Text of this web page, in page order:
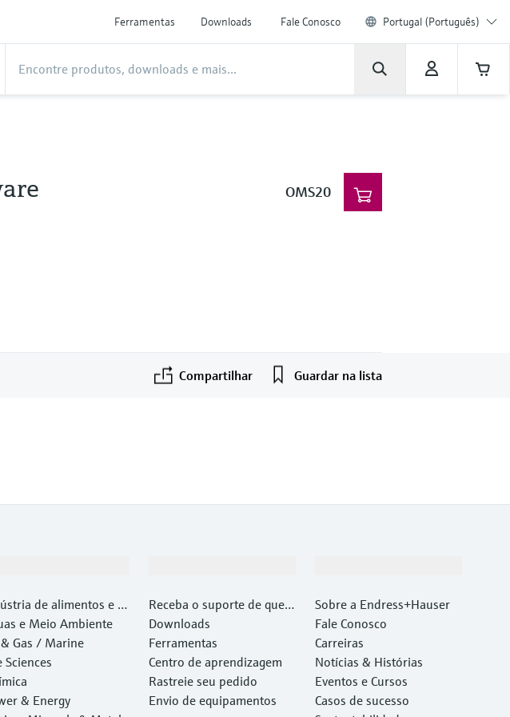
Ferramentas Downloads Fale Conosco Portugal (Português)
OMS20
Compartilhar Guardar na lista
de alimentos e b
e Meio Ambiente
Gas / Marine
Sciences
& Energy
Receba o suporte de que v
ocê precisa, rapidamente!
Downloads
Ferramentas
Centro de aprendizagem
Rastreie seu pedido
Envio de equipamentos
Sobre a Endress+Hauser
Fale Conosco
Carreiras
Notícias & Histórias
Eventos e Cursos
Casos de sucesso